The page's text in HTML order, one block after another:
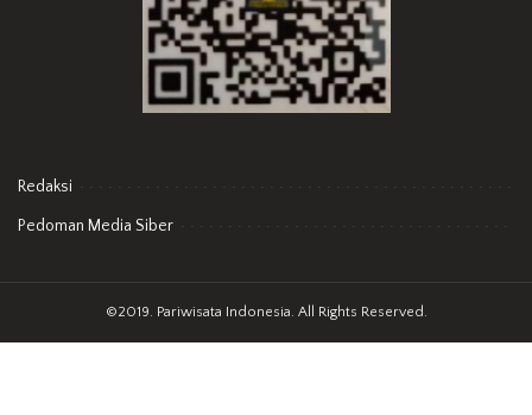
Redaksi
Pedoman Media Siber
©2019. Pariwisata Indonesia. All Rights Reserved.